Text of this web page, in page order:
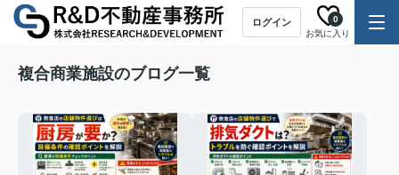
ログイン
お気に入り
0
複合商業施設のブログ一覧